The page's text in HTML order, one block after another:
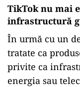
TikTok nu mai
infrastructură
În urmă cu un
tratate ca
privite ca
energia sau